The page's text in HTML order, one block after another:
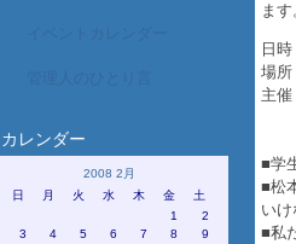
カレンダー
2008 2月
日
月 火 水 木 金
土
1
2
3
4 5 6 7 8
9
ま
日
場所
主
信
■学
■松
いけ
■私